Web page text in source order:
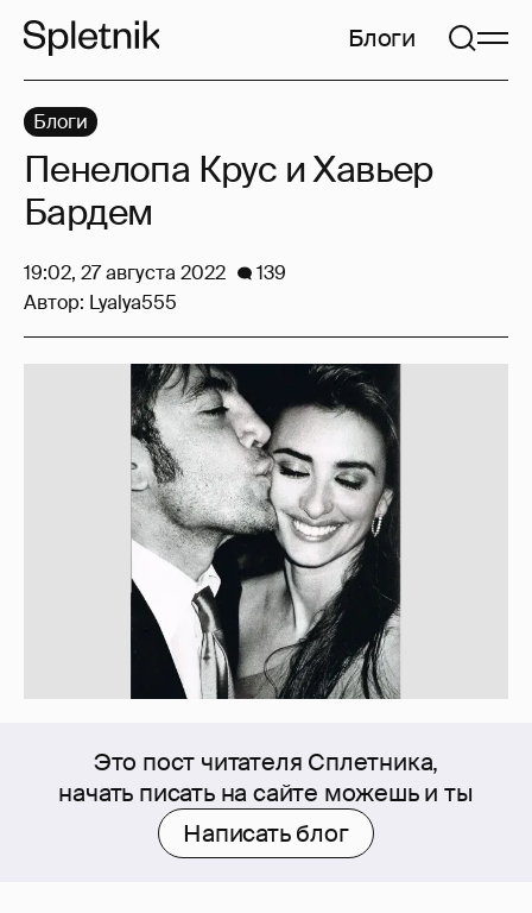
Блоги
Это пост читателя Сплетника,
начать писать на сайте можешь и ты
Написать блог
Блоги
Пенелопа Крус и Хавьер
Бардем
19:02, 27 августа 2022
139
Автор: Lyalya555